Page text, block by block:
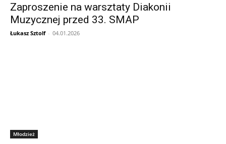
Zaproszenie na warsztaty Diakonii
Muzycznej przed 33. SMAP
Łukasz Sztolf - 04.01.2026
Młodzież